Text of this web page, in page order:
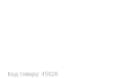
Код товару: 45826